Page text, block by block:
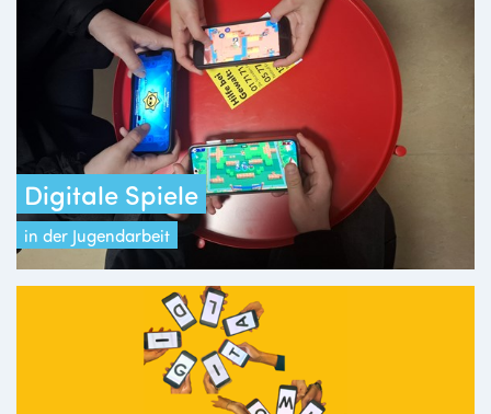
Digitale Spiele
in der Jugendarbeit